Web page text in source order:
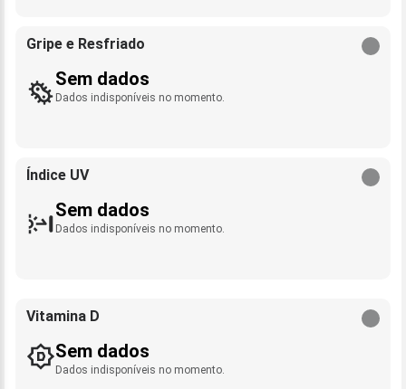
Gripe e Resfriado
Sem dados
Dados indisponíveis no momento.
Índice UV
Sem dados
Dados indisponíveis no momento.
Vitamina D
Sem dados
Dados indisponíveis no momento.